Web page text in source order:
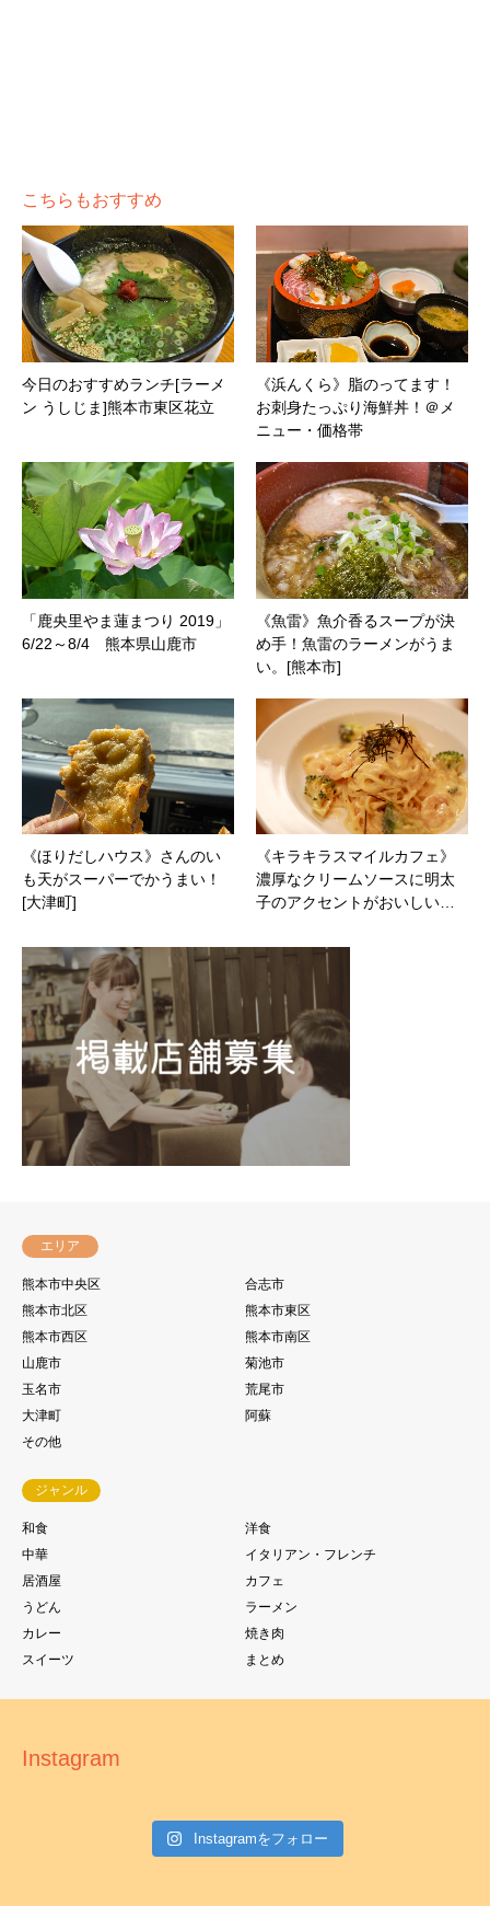
こちらもおすすめ
今日のおすすめランチ[ラーメ
ン うしじま]熊本市東区花立
《浜んくら》脂のってます！
お刺身たっぷり海鮮丼！＠メ
ニュー・価格帯
「鹿央里やま蓮まつり 2019」
6/22～8/4 熊本県山鹿市
《魚雷》魚介香るスープが決
め手！魚雷のラーメンがうま
い。[熊本市]
《ほりだしハウス》さんのい
も天がスーパーでかうまい！
[大津町]
《キラキラスマイルカフェ》
濃厚なクリームソースに明太
子のアクセントがおいしい…
エリア
熊本市中央区
合志市
熊本市北区
熊本市東区
熊本市西区
熊本市南区
山鹿市
菊池市
玉名市
荒尾市
大津町
阿蘇
その他
ジャンル
和食
洋食
中華
イタリアン・フレンチ
居酒屋
カフェ
うどん
ラーメン
カレー
焼き肉
スイーツ
まとめ
Instagram
Instagramをフォロー